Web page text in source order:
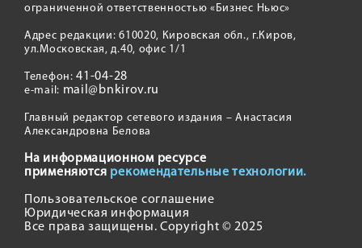
ограниченной ответственностью «Бизнес Ньюс»
Адрес редакции: 610020, Кировская обл., г.Киров,
ул.Московская, д.40, офис 1/1
Телефон:41-04-28
e-mail: mail@bnkirov.ru
Главный редактор сетевого издания – Анастасия
Александровна Белова
На информационном ресурсе
применяются рекомендательные технологии.
Пользовательское соглашение
Юридическая информация
Все права защищены. Copyright © 2025